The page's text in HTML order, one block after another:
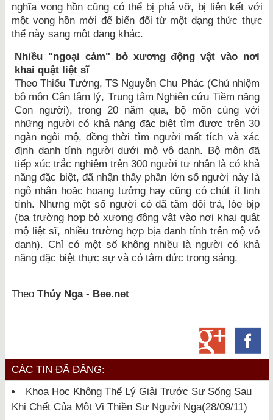
nghĩa vong hồn cũng có thể bị phá vỡ, bị liên kết với
một vong hồn mới để biến đổi từ một dạng thức thực
thể này sang một dạng khác.
Nhiều "ngoại cảm" bỏ xương động vật vào nơi
khai quật liệt sĩ
Theo Thiếu Tướng, TS Nguyễn Chu Phác (Chủ nhiệm
bộ môn Cận tâm lý, Trung tâm Nghiên cứu Tiềm năng
Con người), trong 20 năm qua, bộ môn cùng với
những người có khả năng đặc biệt tìm được trên 30
ngàn ngôi mộ, đồng thời tìm người mất tích và xác
định danh tính người dưới mộ vô danh. Bộ môn đã
tiếp xúc trắc nghiệm trên 300 người tự nhận là có khả
năng đặc biệt, đã nhận thấy phần lớn số người này là
ngộ nhận hoặc hoang tưởng hay cũng có chút ít linh
tính. Nhưng một số người có dã tâm dối trá, lòe bịp
(ba trường hợp bỏ xương động vật vào nơi khai quật
mộ liệt sĩ, nhiều trường hợp bịa danh tính trên mộ vô
danh). Chỉ có một số không nhiều là người có khả
năng đặc biệt thực sự và có tâm đức trong sáng.
Theo Thúy Nga - Bee.net
CÁC TIN ĐÃ ĐĂNG:
Khoa Học Không Thể Lý Giải Trước Sự Sống Sau
Khi Chết Của Một Vị Thiền Sư Người Nga(28/09/11)